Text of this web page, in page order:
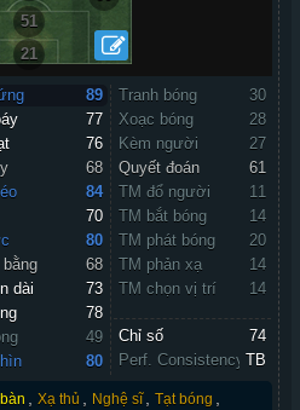
51
21
89
77
76
68
84
70
80
68
dài
73
78
49
80
Tranh bóng
30
Xoạc bóng
28
Kèm người
27
Quyết đoán
61
TM đổ người
11
TM bắt bóng
14
TM phát bóng
20
TM phản xạ
14
TM chọn vị trí
14
Chỉ số
74
Perf. Consistency TB
Xạ thủ Nghệ sĩ Tạt bóng